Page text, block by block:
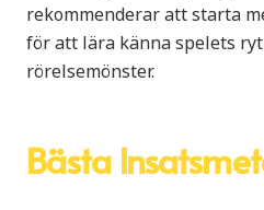
rekommenderar att starta
för att lära känna spelets
rörelsemönster.
Bästa